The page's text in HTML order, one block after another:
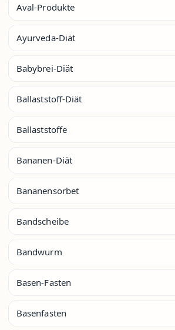
Aval-Produkte
Ayurveda-Diät
Babybrei-Diät
Ballaststoff-Diät
Ballaststoffe
Bananen-Diät
Bananensorbet
Bandscheibe
Bandwurm
Basen-Fasten
Basenfasten